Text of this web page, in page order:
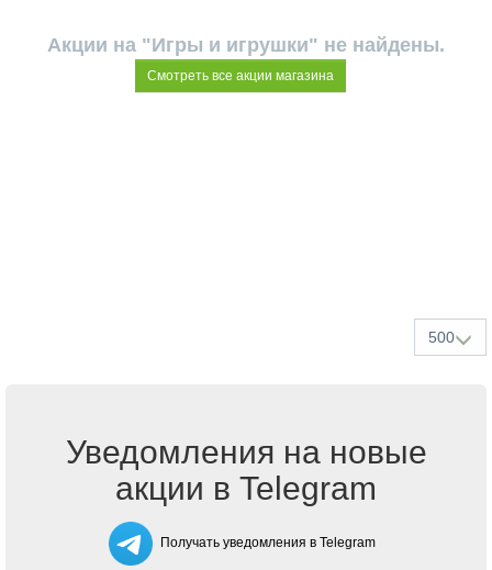
Акции на "Игры и игрушки" не найдены.
Смотреть все акции магазина
500
Уведомления на новые
акции в Telegram
Получать уведомления в Telegram